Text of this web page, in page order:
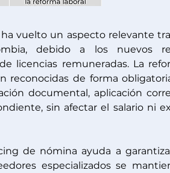
vuelto un aspecto relevante
debido a los nuevos
licencias remuneradas. La
reconocidas de forma
documental, aplicación
sin afectar el salario ni
de nómina ayuda a
especializados se